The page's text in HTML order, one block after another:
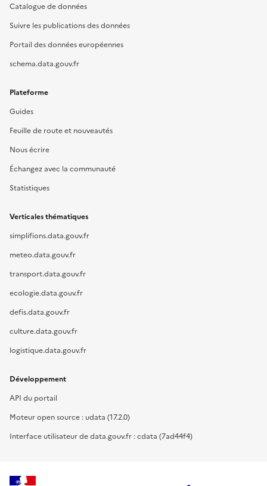
Catalogue de données
Suivre les publications des données
Portail des données européennes
schema.data.gouv.fr
Plateforme
Guides
Feuille de route et nouveautés
Nous écrire
Échangez avec la communauté
Statistiques
Verticales thématiques
simplifions.data.gouv.fr
meteo.data.gouv.fr
transport.data.gouv.fr
ecologie.data.gouv.fr
defis.data.gouv.fr
culture.data.gouv.fr
logistique.data.gouv.fr
Développement
API du portail
Moteur open source : udata (17.2.0)
Interface utilisateur de data.gouv.fr : cdata (7ad44f4)